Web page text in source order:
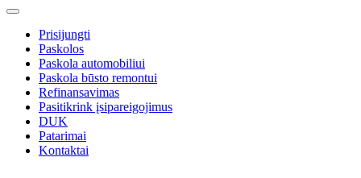
Prisijungti
Paskolos
Paskola automobiliui
Paskola būsto remontui
Refinansavimas
Pasitikrink įsipareigojimus
DUK
Patarimai
Kontaktai